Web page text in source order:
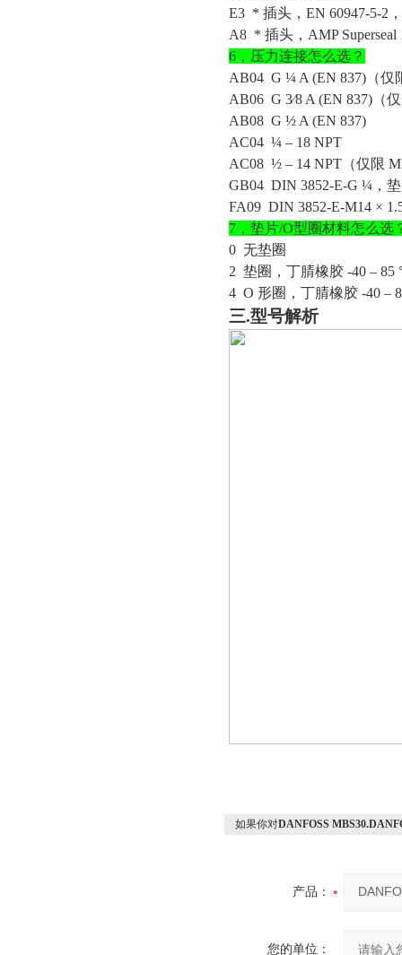
E3 * 插头，EN 60947-5-2
A8 * 插头，AMP
6， 压力连接怎么选？
AB04 G ¼ A (EN 837)（仅
AB06 G 3⁄8 A (EN 837)（
AB08 G ½ A (EN 837)
AC04 ¼ – 18 NPT
AC08 ½ – 14 NPT（仅限
GB04 DIN 3852-E-G ¼，
FA09 DIN 3852-E-M14 ×
7， 垫片/O型圈材料怎么选
0 无垫圈
2 垫圈，丁腈橡胶 -40 – 85
4 O 形圈，丁腈橡胶 -40 –
三.型号解析
如果你对DANFOSS
产品：
您的单位：